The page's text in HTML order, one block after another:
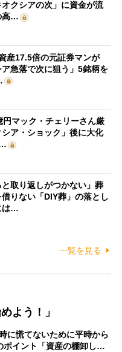
クシアの次」に資金が流
高…
産17.5倍の元証券マンが
ア急落で次に狙う」5銘柄を
円マック・チェリーさん厳
ア・ショック」後に大化
と取り返しがつかない」葬
りない「DIY葬」の落とし
は…
一覧を見る
よう！」
に慌てないために平時から
ポイント「資産の棚卸し…